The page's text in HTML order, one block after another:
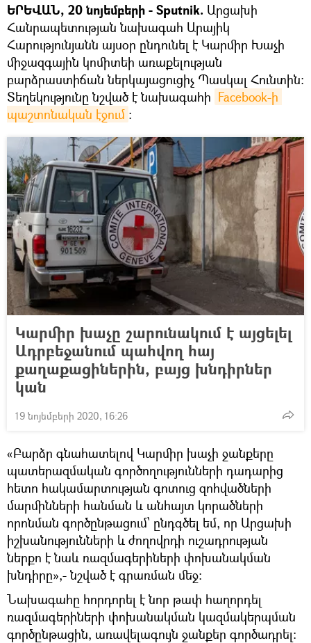
ԵՐԵՎԱՆ, 20 նոյեմբերի - Sputnik. Արցախի
Հանրապետության նախագահ Արայիկ
Հարությունյանն այսօր ընդունել է Կարմիր Խաչի
միջազգային կոմիտեի առաքելության
բարձրաստիճան ներկայացուցիչ Պասկալ Հունտին:
Տեղեկությունը նշված է նախագահի Facebook-ի
պաշտոնական էջում ։
Կարմիր խաչը շարունակում է այցելել
Ադրբեջանում պահվող հայ
քաղաքացիներին, բայց խնդիրներ
կան
19 նոյեմբերի 2020, 16:26
«Բարձր գնահատելով Կարմիր խաչի ջանքերը
պատերազմական գործողությունների դադարից
հետո հակամարտության գոտուց զոհվածների
մարմինների հանման և անհայտ կորածների
որոնման գործընթացում՝ ընդգծել եմ, որ Արցախի
իշխանությունների և ժողովրդի ուշադրության
ներքո է նաև ռազմագերիների փոխանակման
խնդիրը»,- նշված է գրառման մեջ։
Նախագահը հորդորել է նոր թափ հաղորդել
ռազմագերիների փոխանակման կազմակերպման
գործընթացին, առավելագույն ջանքեր գործադրել։